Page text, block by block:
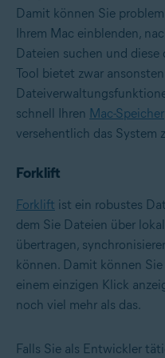
Damit können Sie
Ihrem Mac einblenden,
Dateien suchen und diese
Tool bietet zwar
schnell Ihren Mac-Speicher
versehentlich das System
Forklift
Forklift ist ein robustes
dem Sie Dateien über
übertragen,
können. Damit können
einem einzigen Klick
noch viel mehr als das.
Falls Sie als Entwickler